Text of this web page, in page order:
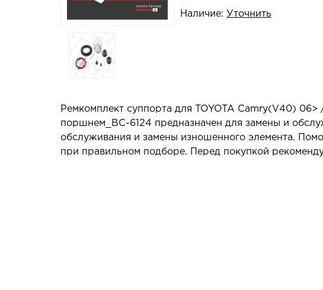
Наличие: Уточнить
Ремкомплект суппорта для TOYOTA Camry(V40)
поршнем_BC-6124 предназначен для замены и
обслуживания и замены изношенного элемента.
при правильном подборе. Перед покупкой